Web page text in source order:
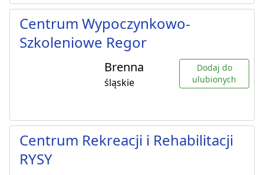
Centrum Wypoczynkowo-
Szkoleniowe Regor
Brenna
śląskie
Dodaj do
ulubionych
Centrum Rekreacji i Rehabilitacji
RYSY